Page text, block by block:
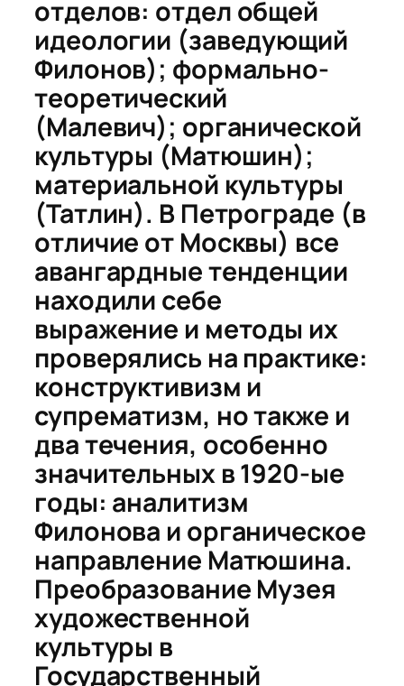
отделов: отдел общей
идеологии (заведующий
Филонов); формально-
теоретический
(Малевич); органической
культуры (Матюшин);
материальной культуры
(Татлин). В Петрограде (в
отличие от Москвы) все
авангардные тенденции
находили себе
выражение и методы их
проверялись на практике:
конструктивизм и
супрематизм, но также и
два течения, особенно
значительных в 1920-ые
годы: аналитизм
Филонова и органическое
направление Матюшина.
Преобразование Музея
художественной
культуры в
Государственный